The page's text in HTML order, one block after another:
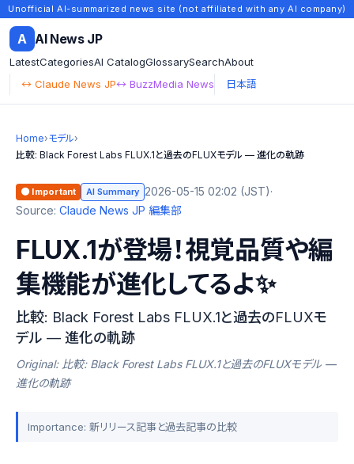
Unofficial AI-summarized news site (not affiliated with any AI company)
A AI News JP
LatestCategoriesAI CatalogGlossarySearchAbout
↔ Claude News JP↔ BuzzMedia News 日本語
Home›モデル›
比較: Black Forest Labs FLUX.1と過去のFLUXモデル — 進化の軌跡
🟠 Important AI Summary 2026-05-15 02:02 (JST)·
Source: Claude News JP 編集部
FLUX.1が登場！視覚品質や編
集機能が進化してるよ✨
比較: Black Forest Labs FLUX.1と過去のFLUXモ
デル — 進化の軌跡
Original: 比較: Black Forest Labs FLUX.1と過去のFLUXモデル —
進化の軌跡
Importance: 新リリース記事と過去記事の比較